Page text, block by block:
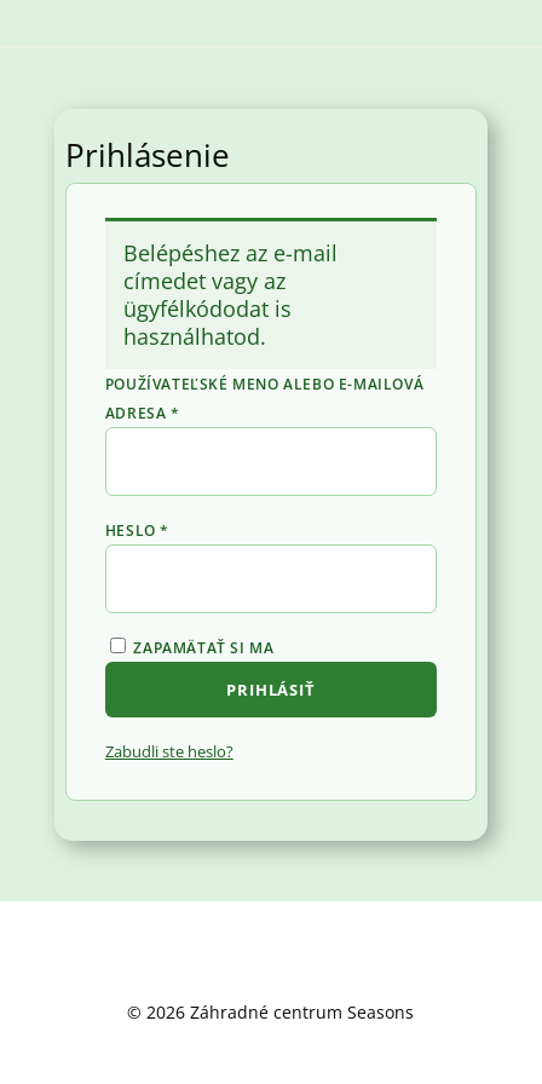
Prihlásenie
Belépéshez az e-mail
címedet vagy az
ügyfélkódodat is
használhatod.
POUŽÍVATEĽSKÉ MENO ALEBO E-MAILOVÁ
ADRESA *
HESLO*
ZAPAMÄTAŤ SI MA
PRIHLÁSIŤ
Zabudli ste heslo?
© 2026 Záhradné centrum Seasons